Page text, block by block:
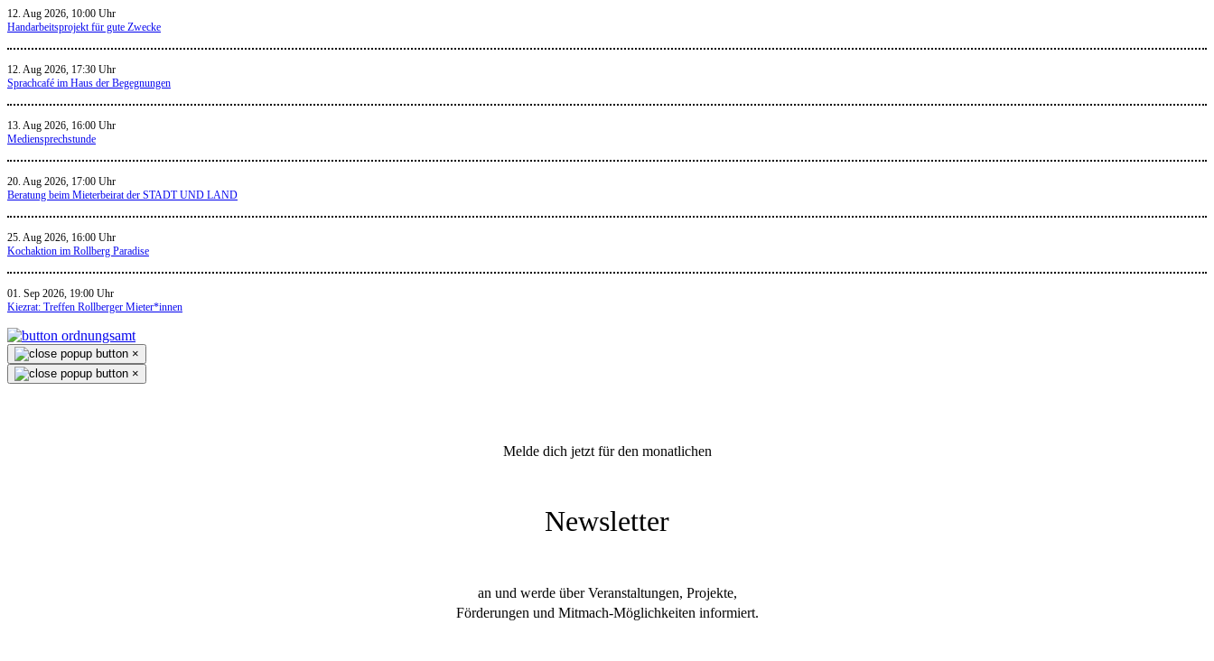
12. Aug 2026, 10:00 Uhr
Handarbeitsprojekt für gute Zwecke
12. Aug 2026, 17:30 Uhr
Sprachcafé im Haus der Begegnungen
13. Aug 2026, 16:00 Uhr
Mediensprechstunde
20. Aug 2026, 17:00 Uhr
Beratung beim Mieterbeirat der STADT UND LAND
25. Aug 2026, 16:00 Uhr
Kochaktion im Rollberg Paradise
01. Sep 2026, 19:00 Uhr
Kiezrat: Treffen Rollberger Mieter*innen
×
×
Melde dich jetzt für den monatlichen
Newsletter
an und werde über Veranstaltungen, Projekte,
Förderungen und Mitmach-Möglichkeiten informiert.